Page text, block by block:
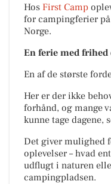
Hos First Camp
for campingferier
Norge.
En ferie med
En af de største
Her er der ikke
forhånd, og mange
kunne tage dagene,
Det giver mulighed
oplevelser – hvad
udflugt i naturen
campingpladsen.